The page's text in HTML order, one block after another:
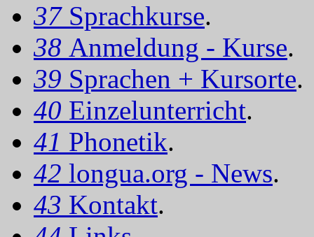
37 Sprachkurse.
38 Anmeldung - Kurse.
39 Sprachen + Kursorte.
40 Einzelunterricht.
41 Phonetik.
42 longua.org - News.
43 Kontakt.